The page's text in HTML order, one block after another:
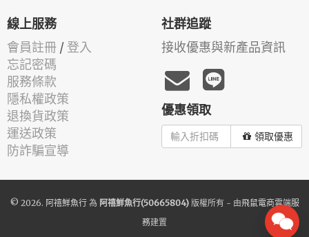
線上服務
會員註冊 / 登入
忘記密碼
服務條款
隱私權政策
退換貨政策
運送政策
防詐騙宣導
社群追蹤
接收優惠與新產品資訊
優惠領取
領取優惠
© 2026. 阿禧鮮魚行為 阿禧鮮魚行(50665804)版權所有 - 由飛鼠電商雲端服
務建置